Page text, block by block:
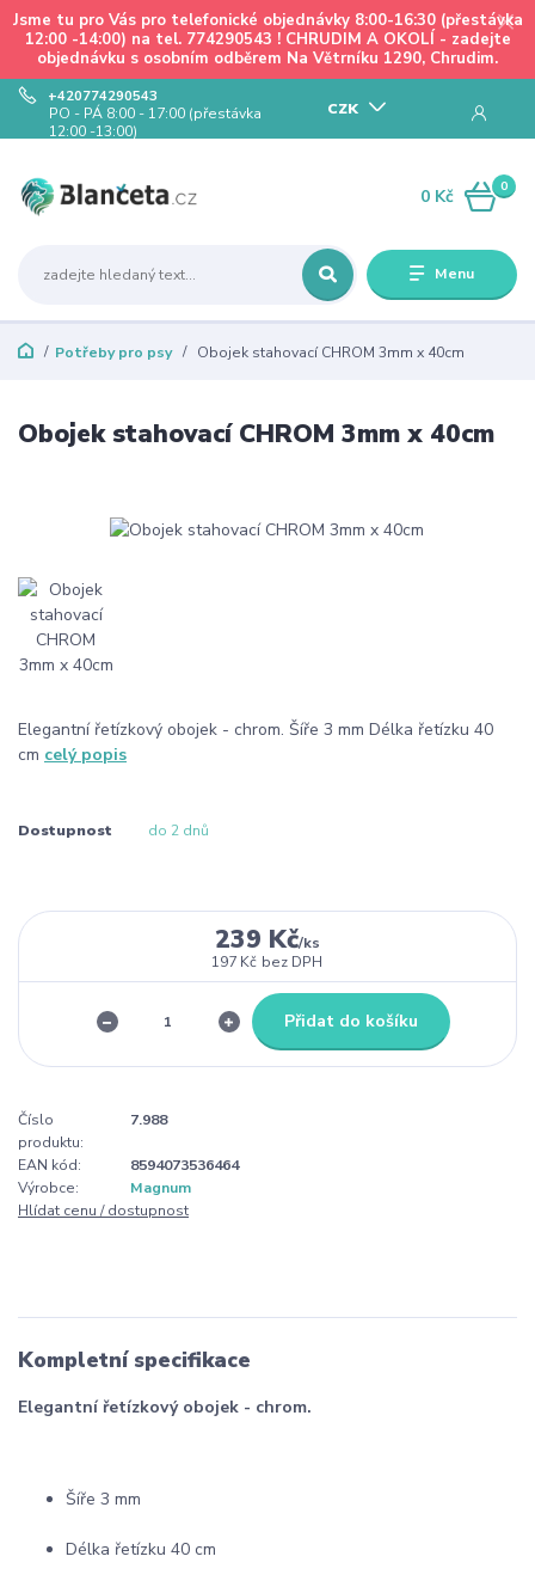
Jsme tu pro Vás pro telefonické objednávky 8:00-16:30 (přestávka
12:00 -14:00) na tel. 774290543 ! CHRUDIM A OKOLÍ - zadejte
objednávku s osobním odběrem Na Větrníku 1290, Chrudim.
Menu
CZK
+420774290543
PO - PÁ 8:00 - 17:00 (přestávka
12:00 -13:00)
0
0 Kč
Potřeby pro psy Obojek stahovací CHROM 3mm x 40cm
Obojek stahovací CHROM 3mm x 40cm
Elegantní řetízkový obojek - chrom. Šíře 3 mm Délka řetízku 40
cm celý popis
Dostupnost do 2 dnů
239 Kč/ks
197 Kč bez DPH
Přidat do košíku
Číslo
produktu:
7.988
EAN kód:
8594073536464
Výrobce:
Magnum
Hlídat cenu / dostupnost
Kompletní specifikace
Elegantní řetízkový obojek - chrom.
Šíře 3 mm
Délka řetízku 40 cm